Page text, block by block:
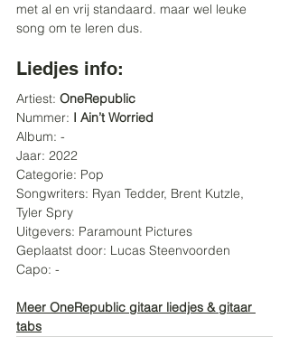
met al en vrij standaard. maar wel leuke
song om te leren dus.
Liedjes info:
Artiest: OneRepublic
Nummer: I Ain’t Worried
Album: -
Jaar: 2022
Categorie: Pop
Songwriters: Ryan Tedder, Brent Kutzle,
Tyler Spry
Uitgevers: Paramount Pictures
Geplaatst door: Lucas Steenvoorden
Capo: -
Meer OneRepublic gitaar liedjes & gitaar
tabs